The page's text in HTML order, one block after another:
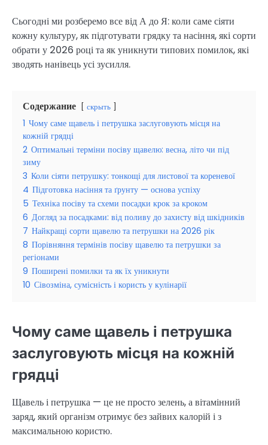
Сьогодні ми розберемо все від А до Я: коли саме сіяти
кожну культуру, як підготувати грядку та насіння, які сорти
обрати у 2026 році та як уникнути типових помилок, які
зводять нанівець усі зусилля.
Содержание скрыть
1 Чому саме щавель і петрушка заслуговують місця на
кожній грядці
2 Оптимальні терміни посіву щавелю: весна, літо чи під
зиму
3 Коли сіяти петрушку: тонкощі для листової та кореневої
4 Підготовка насіння та ґрунту — основа успіху
5 Техніка посіву та схеми посадки крок за кроком
6 Догляд за посадками: від поливу до захисту від шкідників
7 Найкращі сорти щавелю та петрушки на 2026 рік
8 Порівняння термінів посіву щавелю та петрушки за
регіонами
9 Поширені помилки та як їх уникнути
10 Сівозміна, сумісність і користь у кулінарії
Чому саме щавель і петрушка
заслуговують місця на кожній
грядці
Щавель і петрушка — це не просто зелень, а вітамінний
заряд, який організм отримує без зайвих калорій і з
максимальною користю.